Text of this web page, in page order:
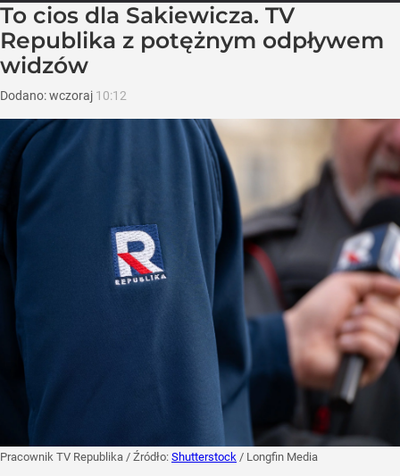
To cios dla Sakiewicza. TV
Republika z potężnym odpływem
widzów
Dodano:wczoraj 10:12
Pracownik TV Republika / Źródło: Shutterstock / Longfin Media